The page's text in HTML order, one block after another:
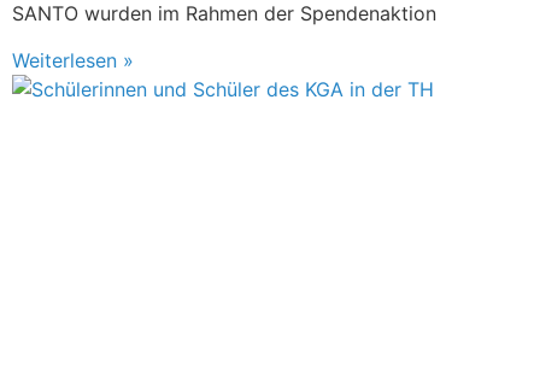
SANTO wurden im Rahmen der Spendenaktion
Weiterlesen »